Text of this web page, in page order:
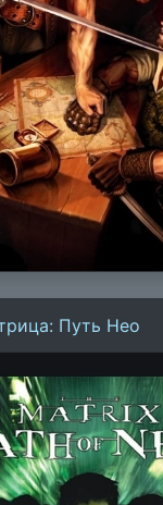
Путь Нео